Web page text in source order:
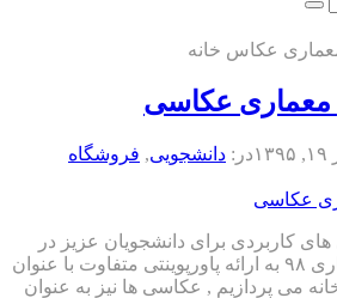
عکاس خانه
معماری عکاسی
در: دانشجویی, فروشگاه
های کاربردی برای دانشجویان عزیز در
وب سایت تخصصی معماری ۹۸ به ارائه پاورپوینتی متفاوت با عنوان
می پردازیم , عکاسی ها نیز به عنوان